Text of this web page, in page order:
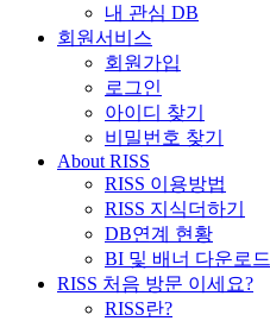
내 관심 DB
회원서비스
회원가입
로그인
아이디 찾기
비밀번호 찾기
About RISS
RISS 이용방법
RISS 지식더하기
DB연계 현황
BI 및 배너 다운로드
RISS 처음 방문 이세요?
RISS란?